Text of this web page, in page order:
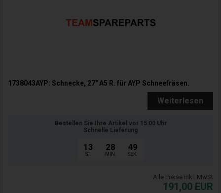
1738043AYP: Schnecke, 27" A5 R. für AYP Schneefräsen.
Weiterlesen
Bestellen Sie Ihre Artikel vor 15:00 Uhr
Schnelle Lieferung
13
ST.
28
MIN.
47
SEK.
Alle Preise inkl. MwSt
191,00 EUR